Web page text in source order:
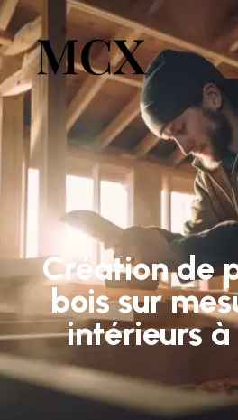
Création de
bois sur
intérieurs